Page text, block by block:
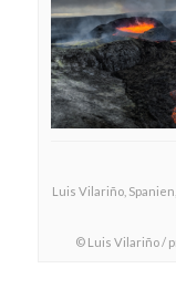
Luis Vilariño,
© Luis Vilariño /